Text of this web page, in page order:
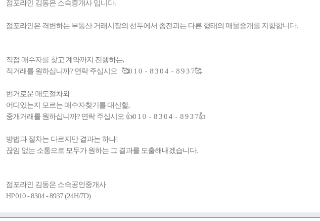
점포라인 김동은 소속중개사 입니다.
점포라인은 격변하는 부동산 거래시장의 선두에서 종전과는 다른 형태의 매물중개를 지향합니다.
직접 매수자를 찾고 계약까지 진행하는,
직거래를 원하십니까? 연락 주십시오 🥰0 1 0 - 8 3 0 4 - 8 9 3 7🥰
번거로운 매도절차와
어디있는지 모르는 매수자찾기를 대신할,
중개거래를 원하십니까? 연락 주십시오 👍0 1 0 - 8 3 0 4 - 8 9 3 7👍
방법과 절차는 다르지만 결과는 하나!
끊임 없는 소통으로 모두가 원하는 그 결과를 도출해내겠습니다.
점포라인 김동은 소속공인중개사
HP 010 - 8304 - 8937 (24H/7D)